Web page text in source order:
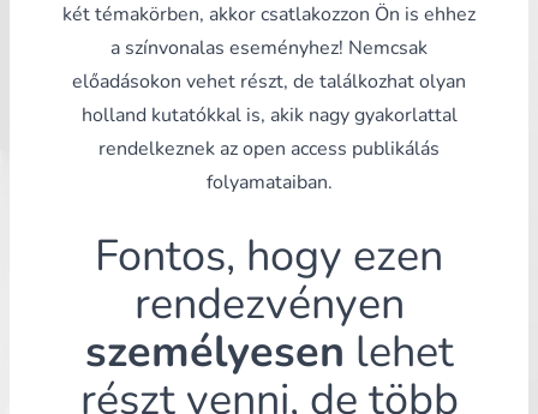
két témakörben, akkor csatlakozzon Ön is ehhez
a színvonalas eseményhez! Nemcsak
előadásokon vehet részt, de találkozhat olyan
holland kutatókkal is, akik nagy gyakorlattal
rendelkeznek az open access publikálás
folyamataiban.
Fontos, hogy ezen
rendezvényen
személyesen lehet
részt venni, de több